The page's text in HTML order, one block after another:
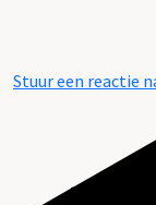
Stuur een reactie